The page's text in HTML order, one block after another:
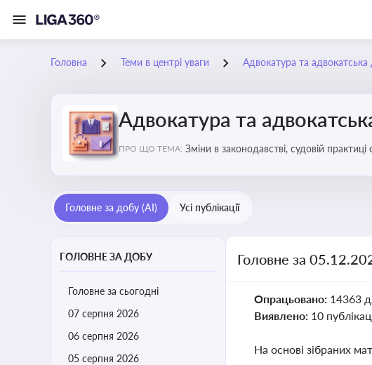
Головна Теми в центрі уваги Адвокатура та адвокатська
Адвокатура та
ПРО ЩО ТЕМА: Зміни в законодавстві, судовій
Головне за добу (AI) Усі публікації
ГОЛОВНЕ ЗА ДОБУ
Головне за сьогодні
07 серпня 2026
06 серпня 2026
05 серпня 2026
Головне за
Опрацьовано: 14363
Виявлено: 10
На основі зібраних